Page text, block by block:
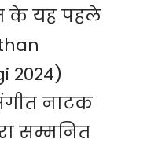
के यह पहले
2024)
नाटक
सम्मनित